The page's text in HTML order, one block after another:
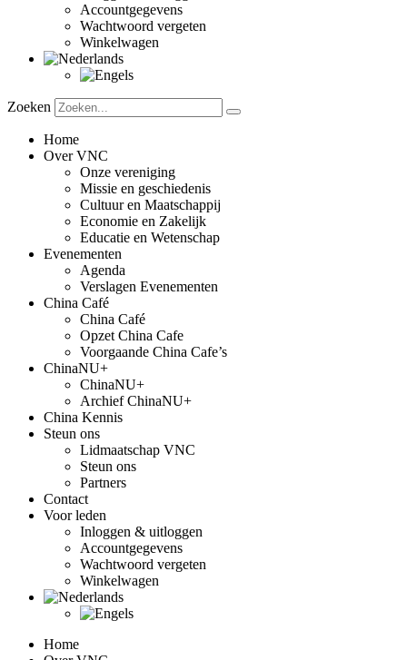
Accountgegevens
Wachtwoord vergeten
Winkelwagen
Zoeken
Home
Over VNC
Onze vereniging
Missie en geschiedenis
Cultuur en Maatschappij
Economie en Zakelijk
Educatie en Wetenschap
Evenementen
Agenda
Verslagen Evenementen
China Café
China Café
Opzet China Cafe
Voorgaande China Cafe’s
ChinaNU+
ChinaNU+
Archief ChinaNU+
China Kennis
Steun ons
Lidmaatschap VNC
Steun ons
Partners
Contact
Voor leden
Inloggen & uitloggen
Accountgegevens
Wachtwoord vergeten
Winkelwagen
Home